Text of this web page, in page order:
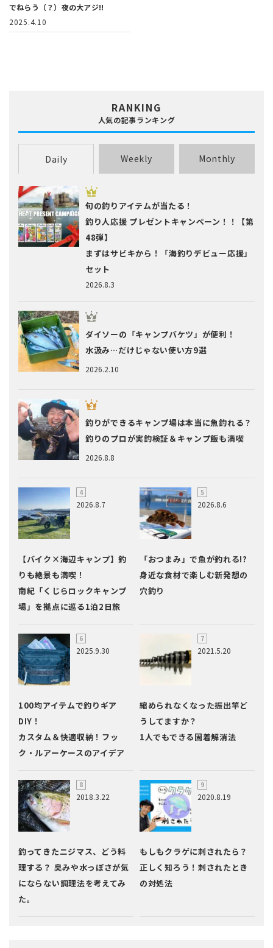
でねらう（？）夜の大アジ!!
2025.4.10
RANKING
人気の記事ランキング
Daily Weekly Monthly
2026.8.3
旬の釣りアイテムが当たる！
釣り人応援 プレゼントキャンペーン！！【第
48弾】
まずはサビキから！「海釣りデビュー応援」
セット
2026.2.10
ダイソーの「キャンプバケツ」が便利！
水汲み…だけじゃない使い方9選
2026.8.8
釣りができるキャンプ場は本当に魚釣れる？
釣りのプロが実釣検証＆キャンプ飯も満喫
2026.8.7
【バイク×海辺キャンプ】釣
りも絶景も満喫！
南紀「くじらロックキャンプ
場」を拠点に巡る1泊2日旅
2026.8.6
「おつまみ」で魚が釣れる!?
身近な食材で楽しむ新発想の
穴釣り
2025.9.30
100均アイテムで釣りギア
DIY！
カスタム＆快適収納！フッ
ク・ルアーケースのアイデア
2021.5.20
縮められなくなった振出竿ど
うしてますか？
1人でもできる固着解消法
2018.3.22
釣ってきたニジマス、どう料
理する？ 臭みや水っぽさが気
にならない調理法を考えてみ
た。
2020.8.19
もしもクラゲに刺されたら？
正しく知ろう！刺されたとき
の対処法